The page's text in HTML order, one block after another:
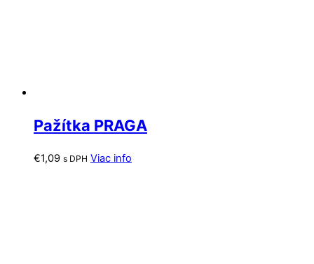
Pažítka PRAGA
€1,09 s DPH Viac info